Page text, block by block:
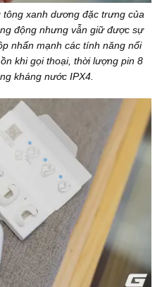
xanh dương đặc trưng của
động nhưng vẫn giữ được sự
nhấn mạnh các tính năng nổi
khi gọi thoại, thời lượng pin 8
kháng nước IPX4.